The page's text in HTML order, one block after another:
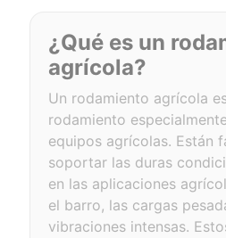
¿Qué es un
agrícola?
Un rodamiento agrícola
rodamiento
equipos agrícolas. Están
soportar las duras
en las aplicaciones
el barro, las cargas
vibraciones intensas.